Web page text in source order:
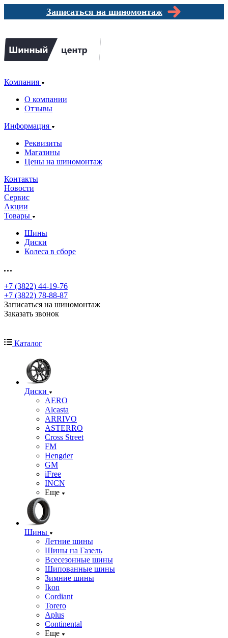
Записаться на шиномонтаж
Компания
О компании
Отзывы
Информация
Реквизиты
Магазины
Цены на шиномонтаж
Контакты
Новости
Сервис
Акции
Товары
Шины
Диски
Колеса в сборе
+7 (3822) 44-19-76
+7 (3822) 78-88-87
Записаться на шиномонтаж
Заказать звонок
Каталог
Диски
AERO
Alcasta
ARRIVO
ASTERRO
Cross Street
FM
Hengder
GM
iFree
INCN
Еще
Шины
Летние шины
Шины на Газель
Всесезонные шины
Шипованные шины
Зимние шины
Ikon
Cordiant
Torero
Aplus
Continental
Еще